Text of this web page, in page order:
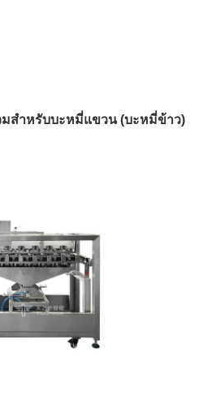
สำหรับบะหมี่แขวน (บะหมี่ข้าว)